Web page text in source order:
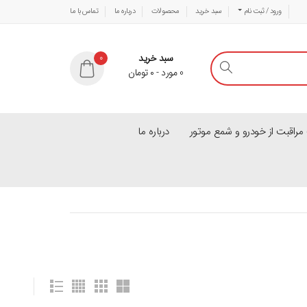
ورود / ثبت نام سبد خرید محصولات درباره ما تماس با ما
0
سبد خرید
0مورد-۰ تومان
از خودرو و شمع موتور درباره ما